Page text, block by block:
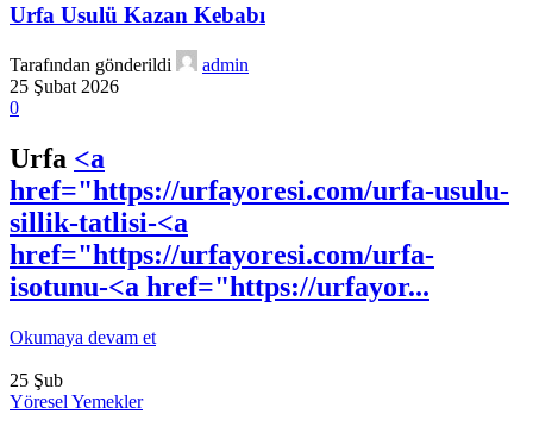
Urfa Usulü Kazan Kebabı
Tarafından gönderildi
admin
25 Şubat 2026
0
Urfa <a
href="https://urfayoresi.com/urfa-usulu-
sillik-tatlisi-<a
href="https://urfayoresi.com/urfa-
isotunu-<a href="https://urfayor...
Okumaya devam et
25 Şub
Yöresel Yemekler